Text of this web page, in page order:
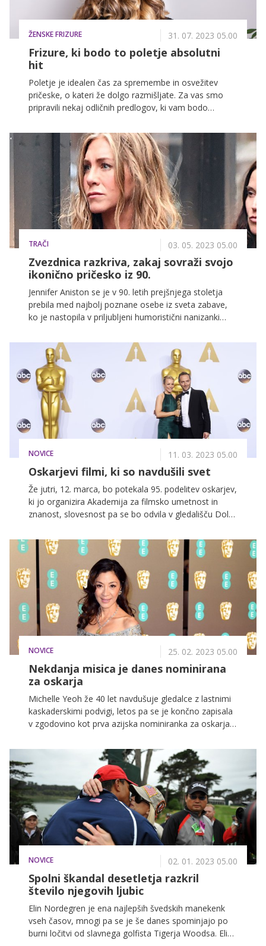
ŽENSKE FRIZURE 31. 07. 2023 05.00
Frizure, ki bodo to poletje absolutni
hit
Poletje je idealen čas za spremembe in osvežitev
pričeske, o kateri že dolgo razmišljate. Za vas smo
pripravili nekaj odličnih predlogov, ki vam bodo
TRAČI 03. 05. 2023 05.00
Zvezdnica razkriva, zakaj sovraži svojo
ikonično pričesko iz 90.
Jennifer Aniston se je v 90. letih prejšnjega stoletja
prebila med najbolj poznane osebe iz sveta zabave,
ko je nastopila v priljubljeni humoristični nanizanki
tudi ikonična frizura njenega lika po imenu Rachel
Green.
NOVICE 11. 03. 2023 05.00
Oskarjevi filmi, ki so navdušili svet
Že jutri, 12. marca, bo potekala 95. podelitev oskarjev,
ki jo organizira Akademija za filmsko umetnost in
znanost, slovesnost pa se bo odvila v gledališču Dolby
so bili izdani leta 2022, na VOYO pa si lahko že danes
ogledate oskarjeve filme, ki so najbolj navdušili v
preteklih letih.
NOVICE 25. 02. 2023 05.00
Nekdanja misica je danes nominirana
za oskarja
Michelle Yeoh že 40 let navdušuje gledalce z lastnimi
kaskaderskimi podvigi, letos pa se je končno zapisala
v zgodovino kot prva azijska nominiranka za oskarja v
ji bo uspelo osvojiti tudi ta naziv, bo znano že 12.
marca, ko bo potekala podelitev prestižnih nagrad.
NOVICE 02. 01. 2023 05.00
Spolni škandal desetletja razkril
število njegovih ljubic
Elin Nordegren je ena najlepših švedskih manekenk
vseh časov, mnogi pa se je še danes spominjajo po
burni ločitvi od slavnega golfista Tigerja Woodsa. Elin